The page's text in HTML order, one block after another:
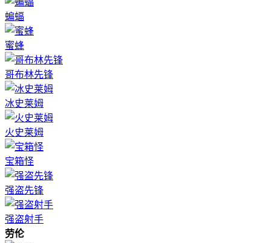
蝙蝠
蜜蜂
哥布林先锋
冰史莱姆
火史莱姆
宝箱怪
强盗先锋
强盗射手
劳伦